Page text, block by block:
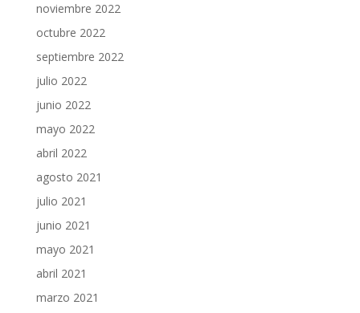
noviembre 2022
octubre 2022
septiembre 2022
julio 2022
junio 2022
mayo 2022
abril 2022
agosto 2021
julio 2021
junio 2021
mayo 2021
abril 2021
marzo 2021